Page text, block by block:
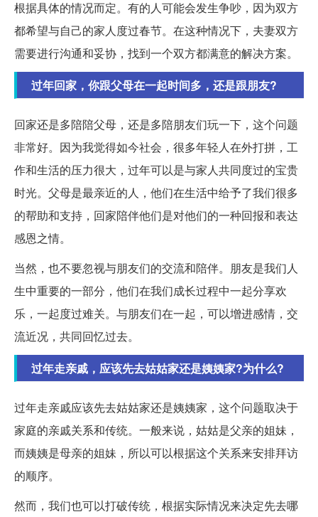
根据具体的情况而定。有的人可能会发生争吵，因为双方
都希望与自己的家人度过春节。在这种情况下，夫妻双方
需要进行沟通和妥协，找到一个双方都满意的解决方案。
过年回家，你跟父母在一起时间多，还是跟朋友?
回家还是多陪陪父母，还是多陪朋友们玩一下，这个问题
非常好。因为我觉得如今社会，很多年轻人在外打拼，工
作和生活的压力很大，过年可以是与家人共同度过的宝贵
时光。父母是最亲近的人，他们在生活中给予了我们很多
的帮助和支持，回家陪伴他们是对他们的一种回报和表达
感恩之情。
当然，也不要忽视与朋友们的交流和陪伴。朋友是我们人
生中重要的一部分，他们在我们成长过程中一起分享欢
乐，一起度过难关。与朋友们在一起，可以增进感情，交
流近况，共同回忆过去。
过年走亲戚，应该先去姑姑家还是姨姨家?为什么?
过年走亲戚应该先去姑姑家还是姨姨家，这个问题取决于
家庭的亲戚关系和传统。一般来说，姑姑是父亲的姐妹，
而姨姨是母亲的姐妹，所以可以根据这个关系来安排拜访
的顺序。
然而，我们也可以打破传统，根据实际情况来决定先去哪